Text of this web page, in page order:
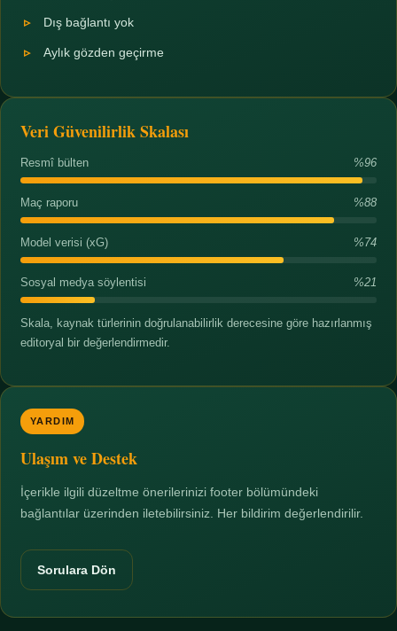
Dış bağlantı yok
Aylık gözden geçirme
Veri Güvenilirlik Skalası
Resmî bülten %96
Maç raporu %88
Model verisi (xG) %74
Sosyal medya söylentisi %21
Skala, kaynak türlerinin doğrulanabilirlik derecesine göre hazırlanmış
editoryal bir değerlendirmedir.
YARDIM
Ulaşım ve Destek
İçerikle ilgili düzeltme önerilerinizi footer bölümündeki
bağlantılar üzerinden iletebilirsiniz. Her bildirim değerlendirilir.
Sorulara Dön